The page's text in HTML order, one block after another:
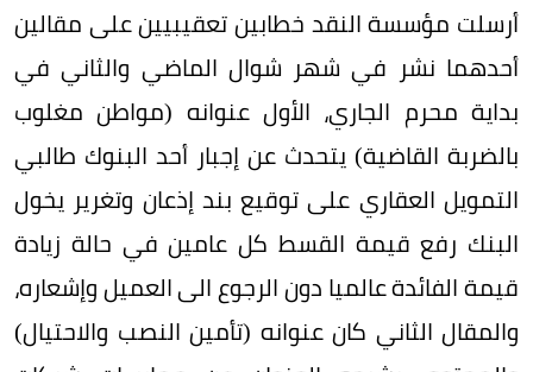
أرسلت مؤسسة النقد خطابين تعقيبيين على مقالين
أحدهما نشر في شهر شوال الماضي والثاني في
بداية محرم الجاري، الأول عنوانه (مواطن مغلوب
بالضربة القاضية) يتحدث عن إجبار أحد البنوك طالبي
التمويل العقاري على توقيع بند إذعان وتغرير يخول
البنك رفع قيمة القسط كل عامين في حالة زيادة
قيمة الفائدة عالميا دون الرجوع الى العميل وإشعاره،
والمقال الثاني كان عنوانه (تأمين النصب والاحتيال)